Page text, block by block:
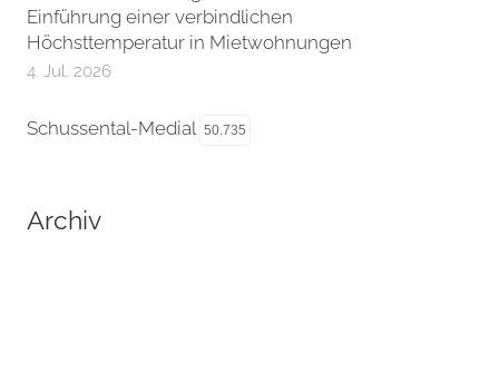
Einführung einer verbindlichen
Höchsttemperatur in Mietwohnungen
4. Jul. 2026
Schussental-Medial 50.735
Archiv